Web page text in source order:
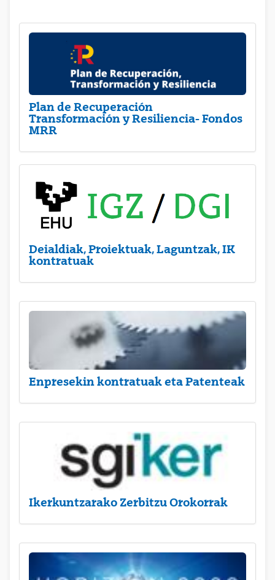
Plan de Recuperación
Transformación y Resiliencia- Fondos
MRR
Deialdiak, Proiektuak, Laguntzak, IK
kontratuak
Enpresekin kontratuak eta Patenteak
Ikerkuntzarako Zerbitzu Orokorrak